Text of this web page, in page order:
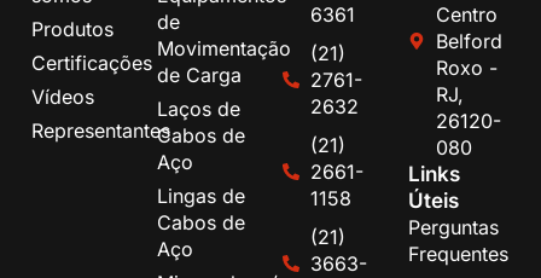
Produtos
Certificações
Vídeos
Representantes
de
Movimentação
de Carga
Laços de
Cabos de
Aço
Lingas de
Cabos de
Aço
6361
(21)
2761-
2632
(21)
2661-
1158
(21)
3663-
Centro
Belford
Roxo -
RJ,
26120-
080
Links
Úteis
Perguntas
Frequentes